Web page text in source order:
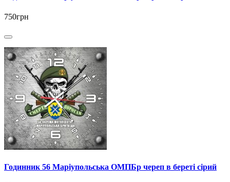
750грн
Годинник 56 Маріупольська ОМПБр череп в береті сірий